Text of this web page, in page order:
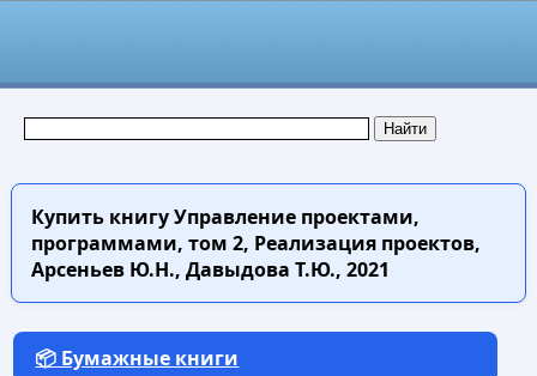
Купить книгуУправление проектами,
программами, том 2, Реализация проектов,
Арсеньев Ю.Н., Давыдова Т.Ю., 2021
📦 Бумажные книги